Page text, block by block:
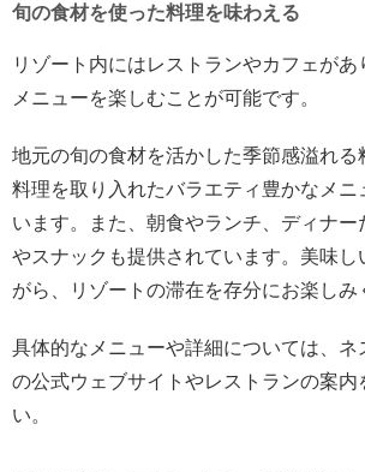
旬の食材を使った料理を味わえる
リゾート内にはレストランやカフェが
メニューを楽しむことが可能です。
地元の旬の食材を活かした季節感溢れる
料理を取り入れたバラエティ豊かなメニ
います。また、朝食やランチ、ディナー
やスナックも提供されています。美味し
がら、リゾートの滞在を存分にお楽しみ
具体的なメニューや詳細については、ネ
の公式ウェブサイトやレストランの案内
い。